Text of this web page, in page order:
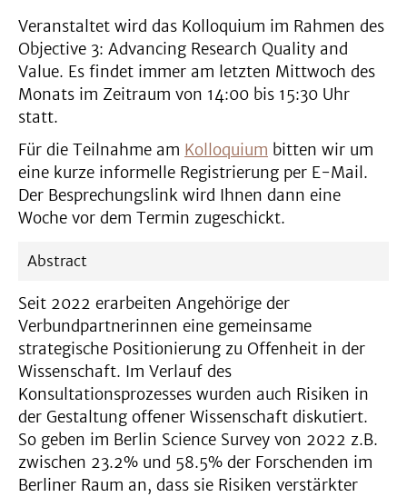
Veranstaltet wird das Kolloquium im Rahmen des
Objective 3: Advancing Research Quality and
Value. Es findet immer am letzten Mittwoch des
Monats im Zeitraum von 14:00 bis 15:30 Uhr
statt.
Für die Teilnahme am Kolloquium bitten wir um
eine kurze informelle Registrierung per E-Mail.
Der Besprechungslink wird Ihnen dann eine
Woche vor dem Termin zugeschickt.
Abstract
Seit 2022 erarbeiten Angehörige der
Verbundpartnerinnen eine gemeinsame
strategische Positionierung zu Offenheit in der
Wissenschaft. Im Verlauf des
Konsultationsprozesses wurden auch Risiken in
der Gestaltung offener Wissenschaft diskutiert.
So geben im Berlin Science Survey von 2022 z.B.
zwischen 23.2% und 58.5% der Forschenden im
Berliner Raum an, dass sie Risiken verstärkter